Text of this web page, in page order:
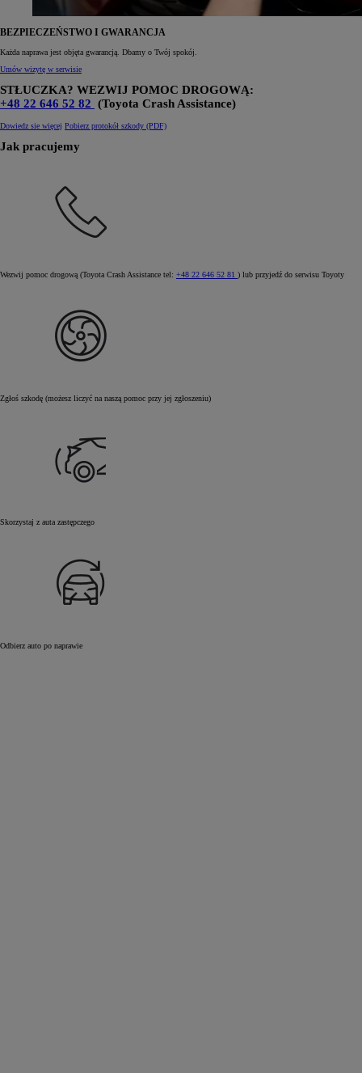
BEZPIECZEŃSTWO I GWARANCJA
Każda naprawa jest objęta gwarancją. Dbamy o Twój spokój.
Umów wizytę w serwisie
STŁUCZKA? WEZWIJ POMOC DROGOWĄ:
+48 22 646 52 82 (Toyota Crash Assistance)
Dowiedz sie więcej Pobierz protokół szkody (PDF)
Jak pracujemy
Wezwij pomoc drogową (Toyota Crash Assistance tel: +48 22 646 52 81 ) lub przyjedź do serwisu Toyoty
Zgłoś szkodę (możesz liczyć na naszą pomoc przy jej zgłoszeniu)
Skorzystaj z auta zastępczego
Odbierz auto po naprawie